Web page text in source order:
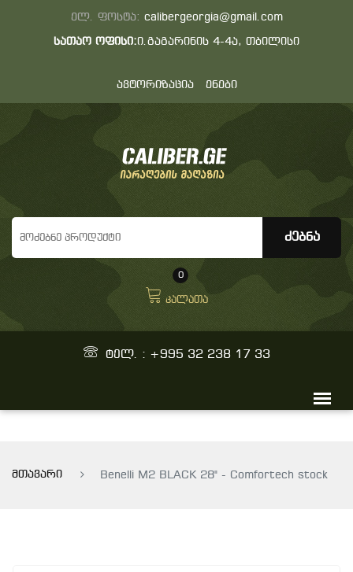
ელ. ფოსტა: calibergeorgia@gmail.com
სათაო ოფისი:ი.გაგარინის 4-4ა, თბილისი
ავტორიზაცია ენები
0
კალათა
ტელ. : +995 32 238 17 33
მთავარი Benelli M2 BLACK 28" - Comfortech stock